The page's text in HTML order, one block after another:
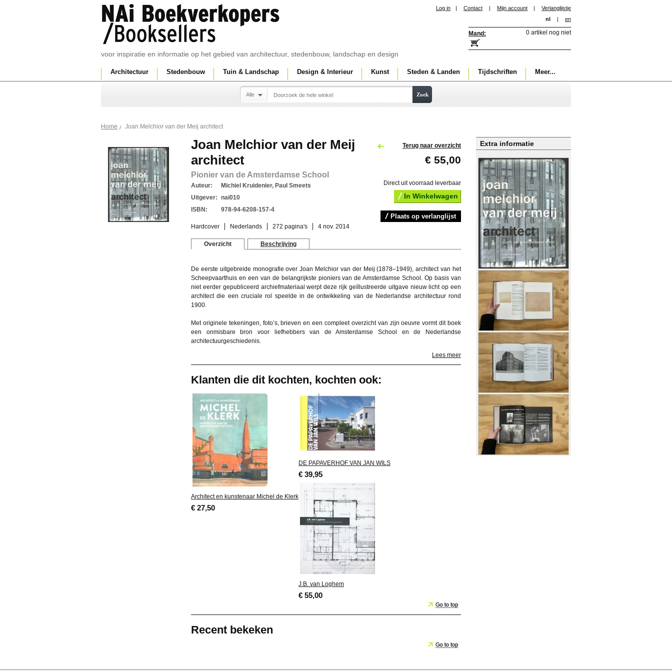
voor inspiratie en informatie op het gebied van architectuur, stedenbouw, landschap en design
Log in | Contact | Mijn account |
Verlanglijstje
nl
| en
Mand: 0 artikel nog niet
Architectuur Stedenbouw Tuin & Landschap Design & Interieur Kunst Steden & Landen Tijdschriften Meer...
Alle Zoek
Home Joan Melchior van der Meij architect
Extra informatie
Terug naar overzicht
€ 55,00
Direct uit voorraad leverbaar
In Winkelwagen
Plaats op verlanglijst
Joan Melchior van der Meij
architect
Pionier van de Amsterdamse School
Auteur:
Michiel Kruidenier, Paul Smeets
Uitgever: nai010
ISBN:
978-94-6208-157-4
Hardcover Nederlands 272 pagina's 4 nov. 2014
Overzicht Beschrijving
De eerste uitgebreide monografie over Joan Melchior van der Meij (1878–1949), architect van het
Scheepvaarthuis en een van de belangrijkste pioniers van de Amsterdamse School. Op basis van
niet eerder gepubliceerd archiefmateriaal werpt deze rijk geïllustreerde uitgave nieuw licht op een
architect die een cruciale rol speelde in de ontwikkeling van de Nederlandse architectuur rond
1900.
Met originele tekeningen, foto’s, brieven en een compleet overzicht van zijn oeuvre vormt dit boek
een onmisbare bron voor liefhebbers van de Amsterdamse School en de Nederlandse
architectuurgeschiedenis.
Lees meer
Klanten die dit kochten, kochten ook:
Architect en kunstenaar Michel de Klerk
€ 27,50
DE PAPAVERHOF VAN JAN WILS
€ 39,95
J.B. van Loghem
€ 55,00
Recent bekeken